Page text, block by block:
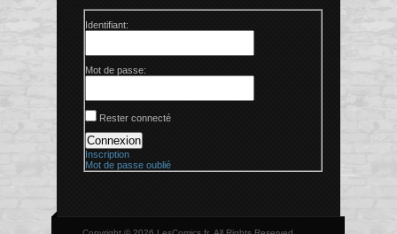
Identifiant:
Mot de passe:
Rester connecté
Connexion
Inscription
Mot de passe oublié